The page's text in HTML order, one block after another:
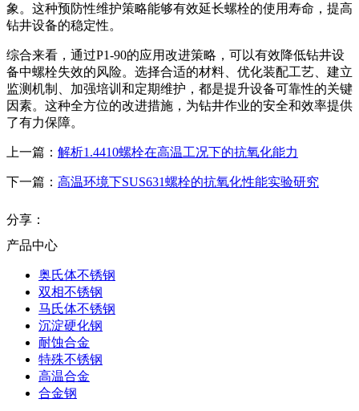
象。这种预防性维护策略能够有效延长螺栓的使用寿命，提高
钻井设备的稳定性。
综合来看，通过P1-90的应用改进策略，可以有效降低钻井设
备中螺栓失效的风险。选择合适的材料、优化装配工艺、建立
监测机制、加强培训和定期维护，都是提升设备可靠性的关键
因素。这种全方位的改进措施，为钻井作业的安全和效率提供
了有力保障。
上一篇： 解析1.4410螺栓在高温工况下的抗氧化能力
下一篇： 高温环境下SUS631螺栓的抗氧化性能实验研究
分享：
产品中心
奥氏体不锈钢
双相不锈钢
马氏体不锈钢
沉淀硬化钢
耐蚀合金
特殊不锈钢
高温合金
合金钢